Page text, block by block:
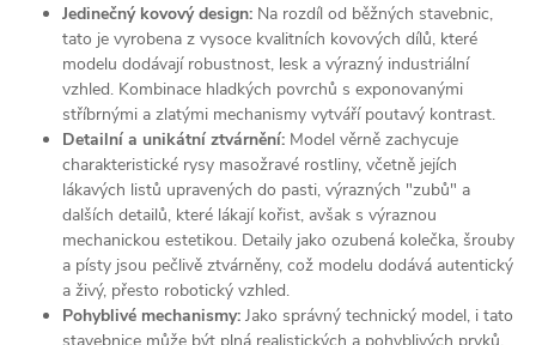
Jedinečný kovový design: Na rozdíl od běžných stavebnic,
tato je vyrobena z vysoce kvalitních kovových dílů, které
modelu dodávají robustnost, lesk a výrazný industriální
vzhled. Kombinace hladkých povrchů s exponovanými
stříbrnými a zlatými mechanismy vytváří poutavý kontrast.
Detailní a unikátní ztvárnění: Model věrně zachycuje
charakteristické rysy masožravé rostliny, včetně jejích
lákavých listů upravených do pasti, výrazných "zubů" a
dalších detailů, které lákají kořist, avšak s výraznou
mechanickou estetikou. Detaily jako ozubená kolečka, šrouby
a písty jsou pečlivě ztvárněny, což modelu dodává autentický
a živý, přesto robotický vzhled.
Pohyblivé mechanismy: Jako správný technický model, i tato